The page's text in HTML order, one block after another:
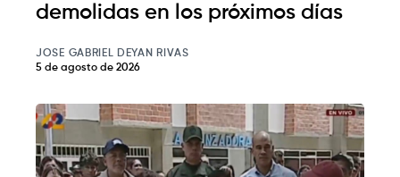
demolidas en los próximos días
JOSE GABRIEL DEYAN RIVAS
5 de agosto de 2026